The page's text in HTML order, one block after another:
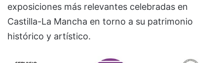
exposiciones más relevantes celebradas en
Castilla-La Mancha en torno a su patrimonio
histórico y artístico.